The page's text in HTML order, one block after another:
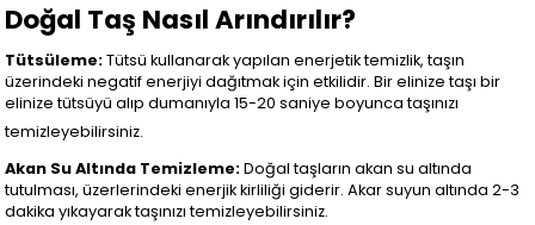
Doğal Taş Nasıl Arındırılır?
Tütsüleme:Tütsü kullanarak yapılan enerjetik temizlik, taşın
üzerindeki negatif enerjiyi dağıtmak için etkilidir. Bir elinize taşı bir
elinize tütsüyü alıp dumanıyla 15-20 saniye boyunca taşınızı
temizleyebilirsiniz.
Akan Su Altında Temizleme:Doğal taşların akan su altında
tutulması, üzerlerindeki enerjik kirliliği giderir. Akar suyun altında 2-3
dakika yıkayarak taşınızı temizleyebilirsiniz.